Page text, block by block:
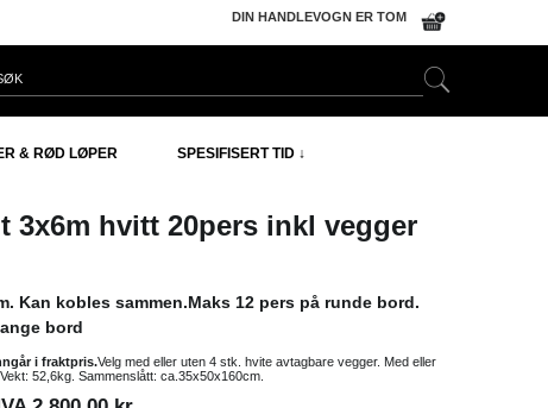
DIN HANDLEVOGN ER TOM
& RØD LØPER SPESIFISERT TID ↓
3x6m hvitt 20pers inkl vegger
Kan kobles sammen.Maks 12 pers på runde bord.
bord
i fraktpris.Velg med eller uten 4 stk. hvite avtagbare vegger. Med eller
52,6kg. Sammenslått: ca.35x50x160cm.